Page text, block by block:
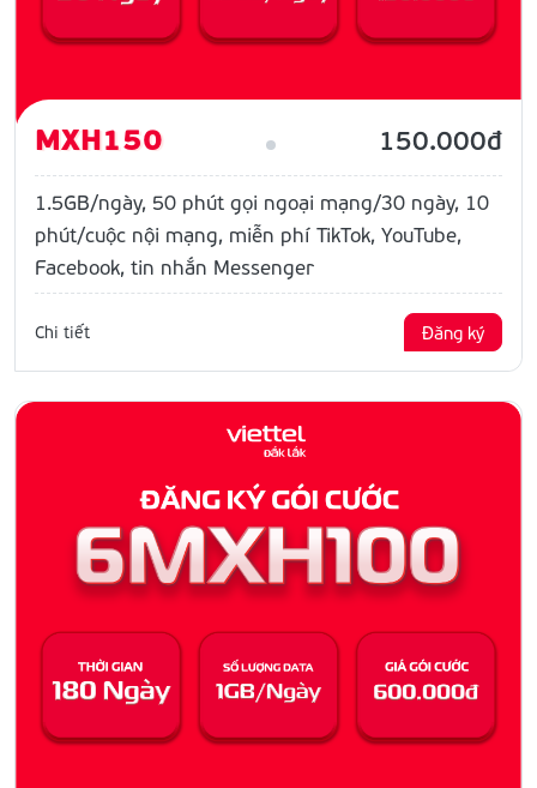
MXH150 150.000đ
1.5GB/ngày, 50 phút gọi ngoại mạng/30 ngày, 10
phút/cuộc nội mạng, miễn phí TikTok, YouTube,
Facebook, tin nhắn Messenger
Chi tiết Đăng ký